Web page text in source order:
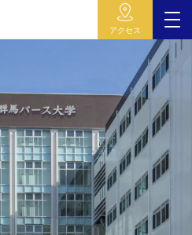
アクセス